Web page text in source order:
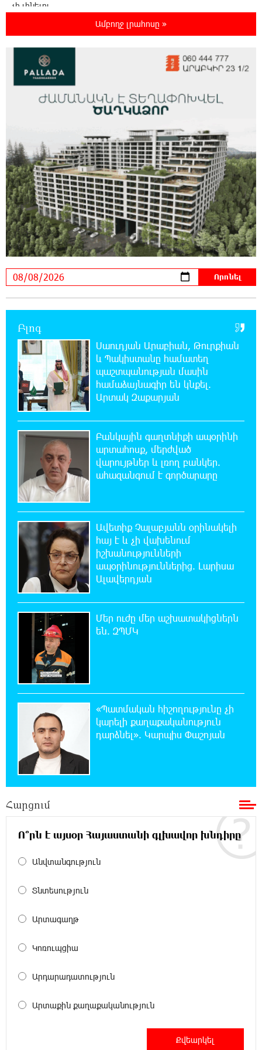
չի լինելու
0:35:27 8-08-2026
Հայ ուշուիստները 37 մեդալ են նվաճել
միջազգային մրցաշարում
0:17:18 8-08-2026
ԱՄՆ Սենատը մեծամասնությամբ ընդունել է
պատժամիջոցների ընդլայնման օրինագիծը
0:00:14 8-08-2026
Երգչուհի Բեյոնսեն ​​4 դատական հայց է
ներկայացրել Թուրքիայում
23:41:24 7-08-2026
Երևանյան լճում իրականացվել են մաքրման
աշխատանքներ
Էտնա հրաբուխը
Պայթյուն՝ Իրանում․ հաղորդվում է զոհերի
ու վիրավորների մասին
22:40:18 7-08-2026
«Ռեալը» հայտարարել է Դիոմանդեի
տրանսֆերի մասին
22:21:15 7-08-2026
Վանաձորում բшխվել են «Jeep Cherokee»-ն և
«Toyota Camry»-ն
22:03:58 7-08-2026
օգտագործել Starlink-ը Ռուսաստանի դեմ
հարվшծները կառավարելու համար
21:45:44 7-08-2026
Երևանում և մարզերում էլեկտրաէներգիայի
21:26:16 7-08-2026
ինքնասպան լինել
21:08:37 7-08-2026
զարգանա Հայաստանի տնտեսությունը ու
հետո գնա ԵՄ. Արշակ Կարապետյան
21:07:27 7-08-2026
Կաթողիկոսի նկատմամբ իրականացվող
իշխանության հետևանք է. Հանրային Դաշինք
20:59:50 7-08-2026
անվերջանալի պայքարում տուժում է միայն
Փրկարարները հայտանաբերել են մոլորված
ԼՀԿ-ն պահանջում է դադարեցնել Գարեգին
Բ-ի և եպիսկոպոսների դեմ քրեական
Ամբողջ լրահոսը »
Բլոգ
Սաուդյան Արաբիան, Թուրքիան
և Պակիստանը համատեղ
պաշտպանության մասին
համաձայնագիր են կնքել.
Արտակ Զաքարյան
Բանկային գաղտնիքի ապօրինի
արտահոսք, մերժված
վարույթներ և լռող բանկեր.
ահազանգում է գործարարը
Ավետիք Չալաբյանն օրինակելի
հայ է և չի վախենում
իշխանությունների
ապօրինություններից. Լարիսա
Ալավերդյան
Մեր ուժը մեր աշխատակիցներն
են. ԶՊՄԿ
«Պատմական հիշողությունը չի
կարելի քաղաքականություն
դարձնել». Կարպիս Փաշոյան
Հարցում
Ո՞րն է այսօր Հայաստանի գլխավոր խնդիրը
Անվտանգություն
Տնտեսություն
Արտագաղթ
Կոռուպցիա
Արդարադատություն
Արտաքին քաղաքականություն